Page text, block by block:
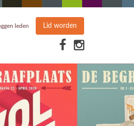
leden Lid worden